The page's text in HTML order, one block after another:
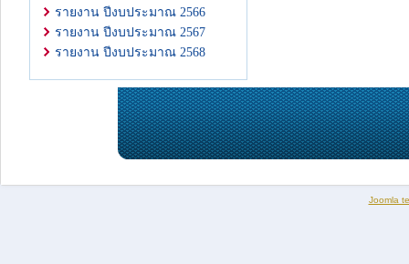
รายงาน ปีงบประมาณ 2566
รายงาน ปีงบประมาณ 2567
รายงาน ปีงบประมาณ 2568
Joomla